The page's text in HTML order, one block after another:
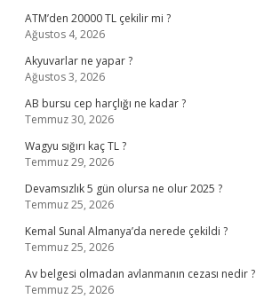
ATM’den 20000 TL çekilir mi ?
Ağustos 4, 2026
Akyuvarlar ne yapar ?
Ağustos 3, 2026
AB bursu cep harçlığı ne kadar ?
Temmuz 30, 2026
Wagyu sığırı kaç TL ?
Temmuz 29, 2026
Devamsızlık 5 gün olursa ne olur 2025 ?
Temmuz 25, 2026
Kemal Sunal Almanya’da nerede çekildi ?
Temmuz 25, 2026
Av belgesi olmadan avlanmanın cezası nedir ?
Temmuz 25, 2026